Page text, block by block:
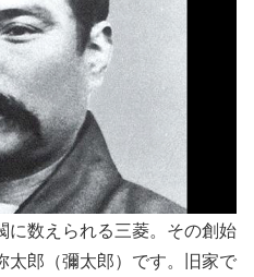
に数えられる三菱。その創始
太郎 （彌太郎）です。旧家で